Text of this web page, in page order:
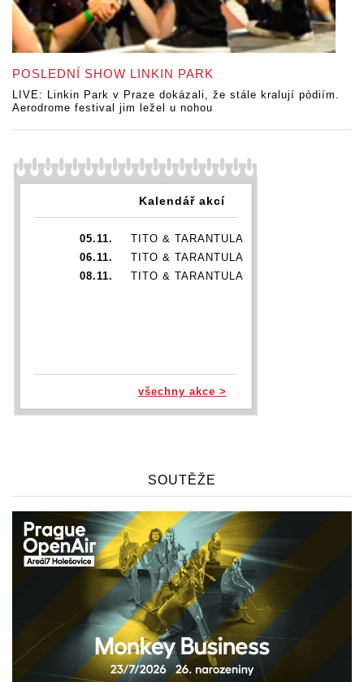
POSLEDNÍ SHOW LINKIN PARK
LIVE: Linkin Park v Praze dokázali, že stále kralují pódiím.
Aerodrome festival jim ležel u nohou
Kalendář akcí
05.11.
TITO & TARANTULA
06.11.
TITO & TARANTULA
08.11.
TITO & TARANTULA
všechny akce >
SOUTĚŽE